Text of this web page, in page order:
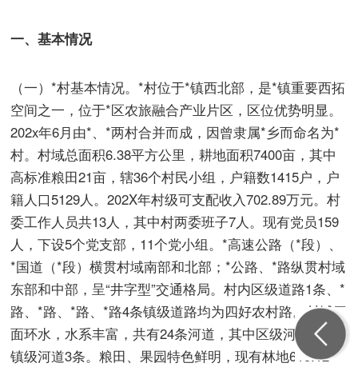
一、基本情况
（一）*村基本情况。*村位于*镇西北部，是*镇重要西拓
空间之一，位于*区农旅融合产业片区，区位优势明显。
202x年6月由*、*两村合并而成，因曾隶属*乡而命名为*
村。村域总面积6.38平方公里，耕地面积7400亩，其中
高标准粮田21亩，辖36个村民小组，户籍数1415户，户
籍人口5129人。202X年村级可支配收入702.89万元。村
委工作人员共13人，其中村两委班子7人。现有党员159
人，下设5个党支部，11个党小组。*高速公路（*段）、
*国道（*段）横贯村域南部和北部；*公路、*路纵贯村域
东部和中部，呈“井字型”交通格局。村内区级道路1条、*
路、*路、*路、*路4条镇级道路均为四好农村路。村域四
面环水，水系丰富，共有24条河道，其中区级河道2条、
镇级河道3条。粮田、果园特色鲜明，现有林地615.12